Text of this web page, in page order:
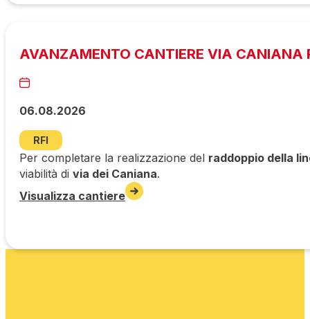
AVANZAMENTO CANTIERE VIA CANIANA
06.08.2026
RFI
Per completare la realizzazione del raddoppio della
viabilità di via dei Caniana.
Visualizza cantiere